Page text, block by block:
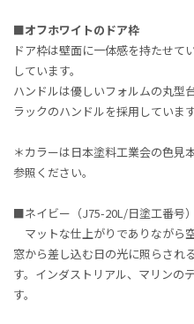
■オフホワイトのドア枠
ドア枠は壁面に一体感を持たせて
しています。
ハンドルは優しいフォルムの丸型
ラックのハンドルを採用しています
＊カラーは日本塗料工業会の色見
参照ください。
■ネイビー（J75-20L/日塗工番号）
マットな仕上がりでありながら
窓から差し込む日の光に照らされ
す。インダストリアル、マリンの
す。